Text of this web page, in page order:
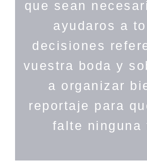
que sean
ayudaros a
decisiones
vuestra boda y
a organizar
reportaje para
falte ninguna